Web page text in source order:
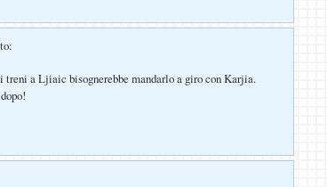
treni a Ljiaic bisognerebbe mandarlo a giro con Karjia.